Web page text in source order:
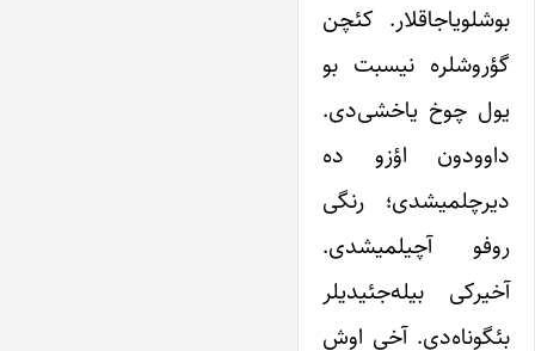
بوشلویاجاقلار. کئچن
گؤروشلره نیسبت بو
یول چوخ یاخشی‌دی.
داوودون اؤزو ده
دیرچلمیشدی؛ رنگی
روفو آچیلمیشدی.
آخیرکی بیله‌جئیدیلر
بئگوناه‌دی. آخی اوش